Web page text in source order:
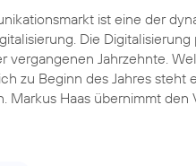
ist eine der
Die
vergangenen Jahrzehnte.
zu Beginn des Jahres
Markus Haas übernimmt